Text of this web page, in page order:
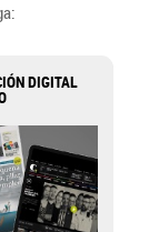
DIGITAL